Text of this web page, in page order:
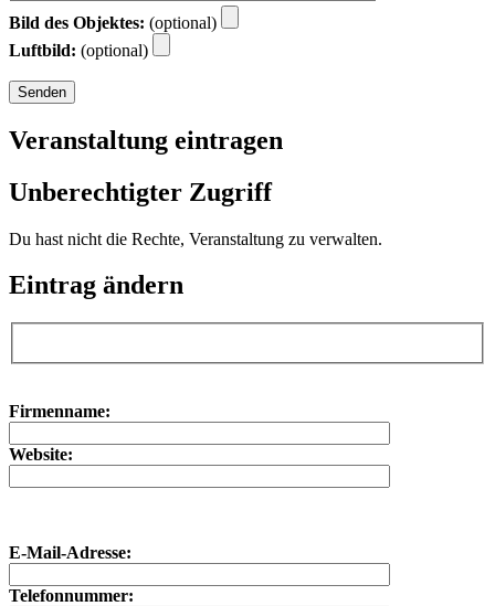
Bild des Objektes: (optional)
Luftbild: (optional)
Veranstaltung eintragen
Unberechtigter Zugriff
Du hast nicht die Rechte, Veranstaltung zu verwalten.
Eintrag ändern
Firmenname:
Website:
E-Mail-Adresse:
Telefonnummer: